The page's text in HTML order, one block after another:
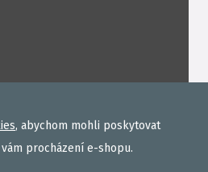
, abychom mohli poskytovat
procházení e-shopu.